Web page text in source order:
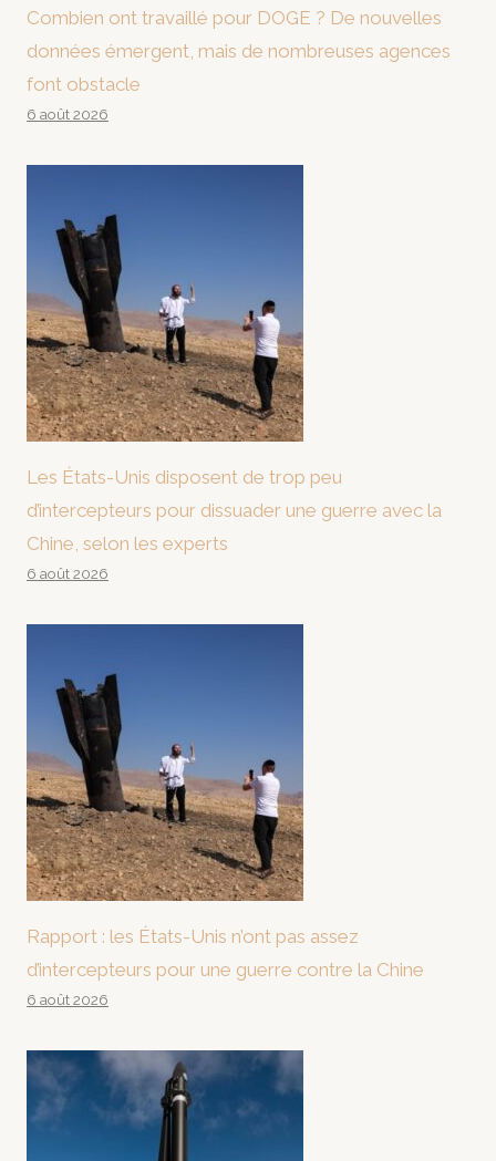
Combien ont travaillé pour DOGE ? De nouvelles
données émergent, mais de nombreuses agences
font obstacle
6 août 2026
Les États-Unis disposent de trop peu
d’intercepteurs pour dissuader une guerre avec la
Chine, selon les experts
6 août 2026
Rapport : les États-Unis n’ont pas assez
d’intercepteurs pour une guerre contre la Chine
6 août 2026